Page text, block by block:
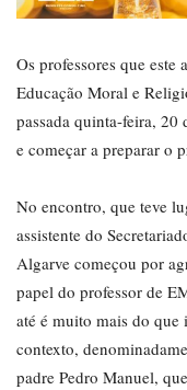
Os professores que
Educação Moral e
passada quinta-feira,
e começar a preparar o
No encontro, que teve
assistente do
Algarve começou por
papel do professor de
até é muito mais do que
contexto,
padre Pedro Manuel,